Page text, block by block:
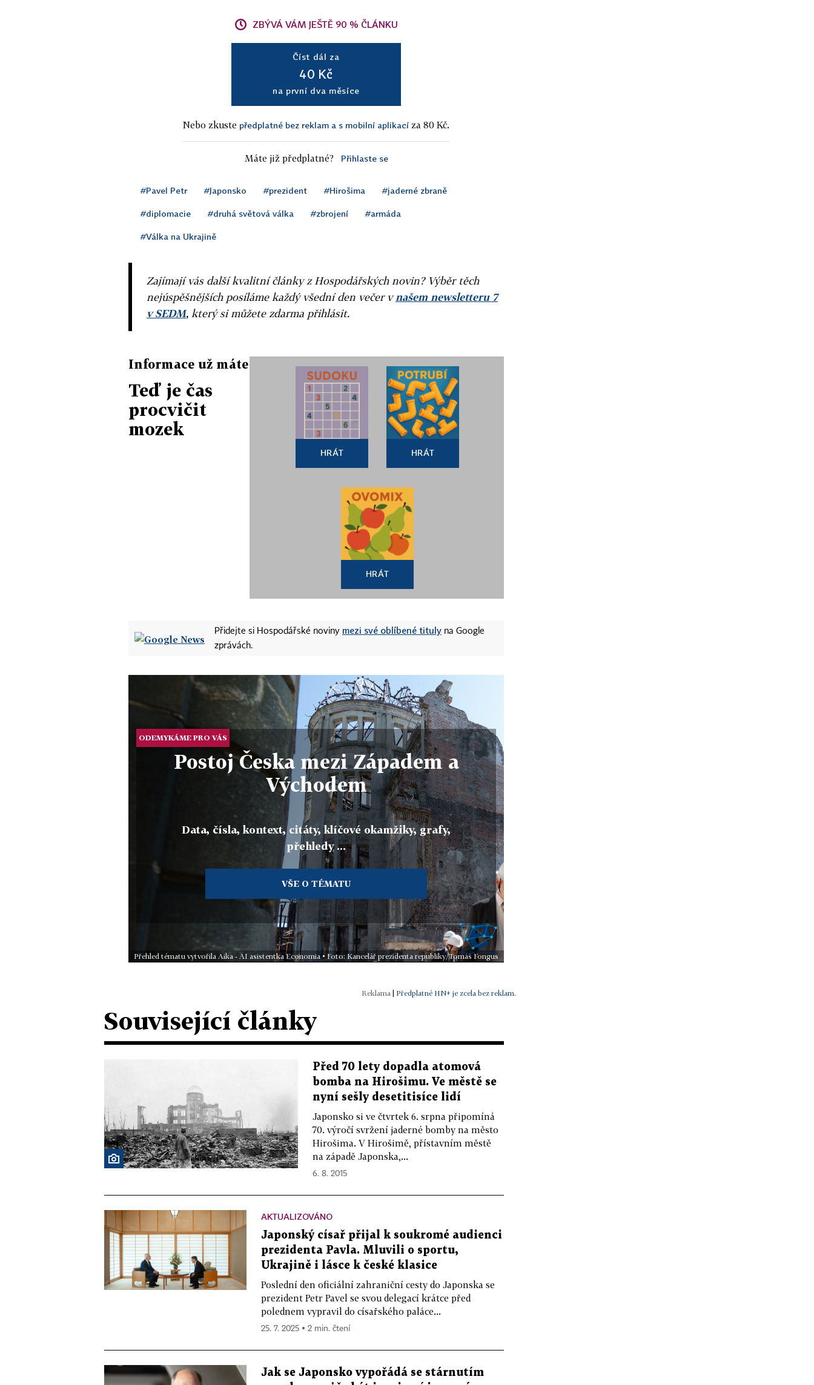
ZBÝVÁ VÁM JEŠTĚ 90 % ČLÁNKU
Číst dál za
40 Kč
na první dva měsíce
Nebo zkuste předplatné bez reklam a s mobilní aplikací za 80 Kč.
Máte již předplatné? Přihlaste se
#Pavel Petr #Japonsko #prezident #Hirošima #jaderné zbraně
#diplomacie #druhá světová válka #zbrojení #armáda
#Válka na Ukrajině
Zajímají vás další kvalitní články z Hospodářských novin? Výběr těch
nejúspěšnějších posíláme každý všední den večer vnašem newsletteru 7
v SEDM, který si můžete zdarma přihlásit.
Informace už máte
Teď je čas
procvičit
mozek
HRÁT HRÁT
HRÁT
Přidejte si Hospodářské noviny mezi své oblíbené tituly na Google
zprávách.
ODEMYKÁME PRO VÁS
Postoj Česka mezi Západem a
Východem
Data, čísla, kontext, citáty, klíčové okamžiky, grafy,
přehledy ...
VŠE O TÉMATU
Přehled tématu vytvořila Aika - AI asistentka Economia • Foto: Kancelář prezidenta republiky/Tomáš Fongus
Předplatné HN+ je zcela bez reklam.
Související články
Před 70 lety dopadla atomová
bomba na Hirošimu. Ve městě se
nyní sešly desetitisíce lidí
Japonsko si ve čtvrtek 6. srpna připomíná
70. výročí svržení jaderné bomby na město
Hirošima. V Hirošimě, přístavním městě
na západě Japonska,...
6. 8. 2015
AKTUALIZOVÁNO
Japonský císař přijal k soukromé audienci
prezidenta Pavla. Mluvili o sportu,
Ukrajině i lásce k české klasice
Poslední den oficiální zahraniční cesty do Japonska se
prezident Petr Pavel se svou delegací krátce před
polednem vypravil do císařského paláce...
25. 7. 2025 ▪ 2 min. čtení
Jak se Japonsko vypořádá se stárnutím